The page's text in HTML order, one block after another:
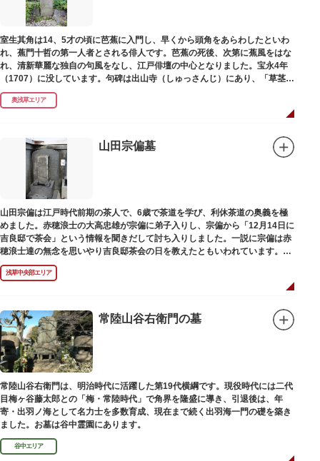
室生其角は14、5才の頃に芭蕉に入門し、早くから頭角をあらわしたといわ
れ、蕉門十哲の第一人者とされる俳人です。芭蕉の死後、次第に蕉風をはな
れ、清新華麗な独自の句風をなし、江戸俳壇の中心となりました。宝永4年
（1707）に没しています。句碑は出山寺（しゅっさんじ）にあり、「草茎を
つつむ葉もなき 雲間哉」と刻まれています。
奥浅草エリア
山田宗偏墓
山田宗偏は江戸時代前期の茶人で、6歳で茶道を学び、利休茶道の奥義を極
めました。赤穂浪士の大高忠雄が宗偏に弟子入りし、宗偏から「12月14日に
吉良邸で茶会」という情報を聞きだして討ち入りしました。一説に宗偏は赤
穂浪士達の無念を思いやり吉良邸茶会の日を教えたともいわれています。お
墓は願竜寺（がんりゅうじ）境内にあります。
浅草中央部エリア
常陸山谷右衛門の墓
常陸山谷右衛門は、明治時代に活躍した第19代横綱です。現役時代には二代
目梅ヶ谷藤太郎との「梅・常陸時代」で角界を隆盛に導き、引退後は、年
寄・出羽ノ海として名力士を多数育成、現在まで続く出羽海一門の礎を築き
ました。お墓は谷中霊園にあります。
谷中エリア